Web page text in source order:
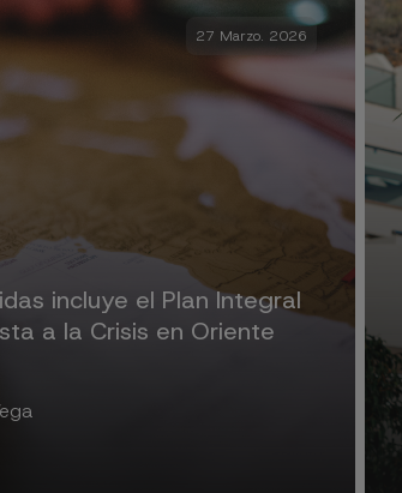
incluye el Plan Integral
a la Crisis en Oriente
27 Marzo. 2026